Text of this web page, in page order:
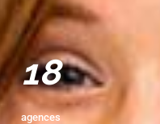
20
agences